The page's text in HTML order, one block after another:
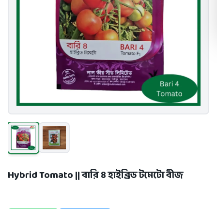
Hybrid Tomato || বারি ৪ হাইব্রিড টমেটো বীজ